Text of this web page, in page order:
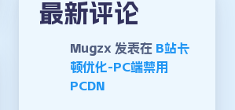
最新评论
Mugzx 发表在 B站卡
顿优化-PC端禁用
PCDN